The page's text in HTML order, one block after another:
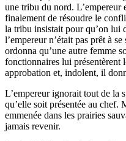
une tribu du nord. L’empereur
finalement de résoudre le
la tribu insistait pour qu’on lui
l’empereur n’était pas prêt à
ordonna qu’une autre femme
fonctionnaires lui présentèrent
approbation et, indolent, il
L’empereur ignorait tout de la
qu’elle soit présentée au
emmenée dans les prairies
jamais revenir.